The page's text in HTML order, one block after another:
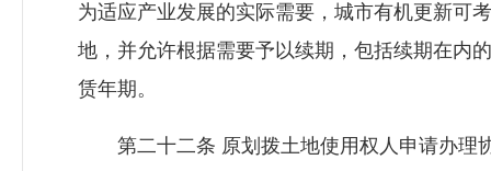
为适应产业发展的实际需要，城市有机更新可
地，并允许根据需要予以续期，包括续期在内
赁年期。
第二十二条 原划拨土地使用权人申请办理